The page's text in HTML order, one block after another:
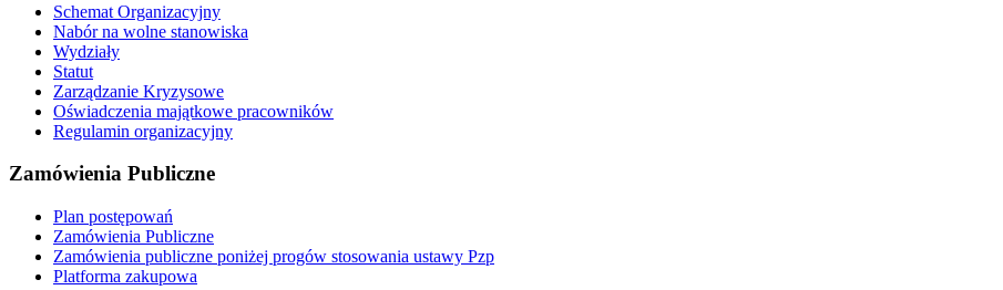
Schemat Organizacyjny
Nabór na wolne stanowiska
Wydziały
Statut
Zarządzanie Kryzysowe
Oświadczenia majątkowe pracowników
Regulamin organizacyjny
Zamówienia Publiczne
Plan postępowań
Zamówienia Publiczne
Zamówienia publiczne poniżej progów stosowania ustawy Pzp
Platforma zakupowa